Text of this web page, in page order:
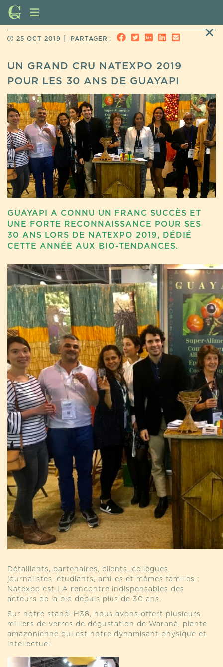
25 OCT 2019 PARTAGER :
UN GRAND CRU NATEXPO 2019
POUR LES 30 ANS DE GUAYAPI
GUAYAPI A CONNU UN FRANC SUCCÈS ET
UNE FORTE RECONNAISSANCE POUR SES
30 ANS LORS DE NATEXPO 2019, DÉDIÉ
CETTE ANNÉE AUX BIO-TENDANCES.
Détaillants, partenaires, clients, collègues,
journalistes, étudiants, ami-es et mêmes familles :
Natexpo est LA rencontre indispensables des
acteurs de la bio depuis plus de 30 ans.
Sur notre stand, H38, nous avons offert plusieurs
milliers de verres de dégustation de Waranà, plante
amazonienne qui est notre dynamisant physique et
intellectuel.